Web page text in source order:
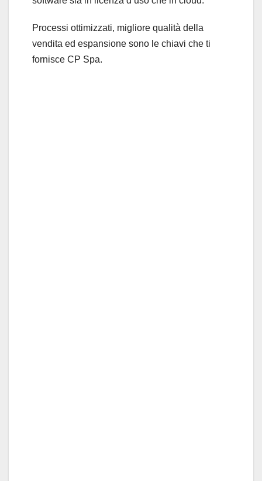
Processi ottimizzati, migliore qualità della
vendita ed espansione sono le chiavi che ti
fornisce CP Spa.